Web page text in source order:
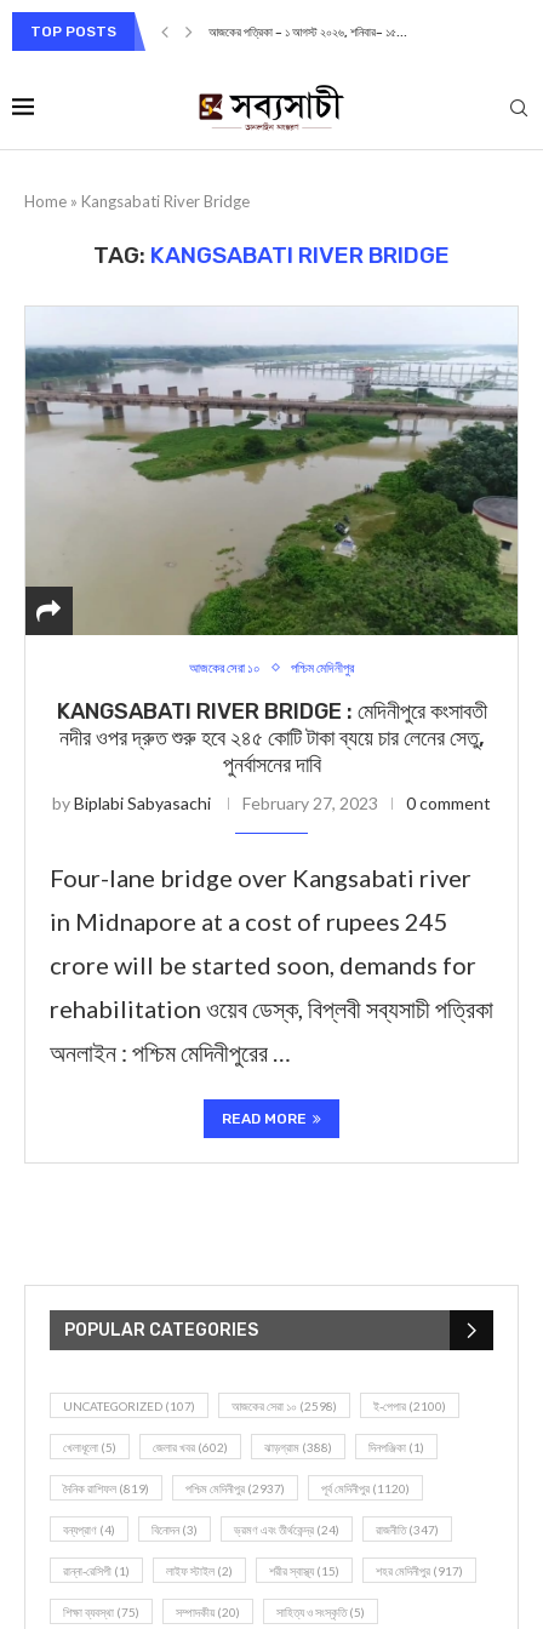
TOP POSTS আজকের পত্রিকা – ১ আগস্ট ২০২৬, শনিবার– ১৫...
Home » Kangsabati River Bridge
TAG: KANGSABATI RIVER BRIDGE
আজকের সেরা ১০ পশ্চিম মেদিনীপুর
KANGSABATI RIVER BRIDGE : মেদিনীপুরে কংসাবতী
নদীর ওপর দ্রুত শুরু হবে ২৪৫ কোটি টাকা ব্যয়ে চার লেনের সেতু,
পুনর্বাসনের দাবি
byBiplabi Sabyasachi February 27, 2023 0 comment
Four-lane bridge over Kangsabati river
in Midnapore at a cost of rupees 245
crore will be started soon, demands for
rehabilitation ওয়েব ডেস্ক, বিপ্লবী সব্যসাচী পত্রিকা
অনলাইন : পশ্চিম মেদিনীপুরের …
READ MORE
POPULAR CATEGORIES
UNCATEGORIZED (107) আজকের সেরা ১০ (2598) ই-পেপার (2100)
খেলাধূলো (5) জেলার খবর (602) ঝাড়গ্রাম (388) দিনপঞ্জিকা (1)
দৈনিক রাশিফল (819) পশ্চিম মেদিনীপুর (2937) পূর্ব মেদিনীপুর (1120)
বন্যপ্রাণ (4) বিনোদন(3) ভ্রমণ এবং তীর্থকেন্দ্র (24) রাজনীতি(347)
রান্না-রেসিপী (1) লাইফ স্টাইল (2) শরীর স্বাস্থ্য (15) শহর মেদিনীপুর (917)
শিক্ষা ব্যবস্থা (75) সম্পাদকীয় (20) সাহিত্য ও সংস্কৃতি(5)